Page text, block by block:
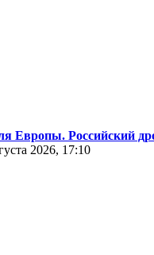
Европы. Российский
2026, 17:10